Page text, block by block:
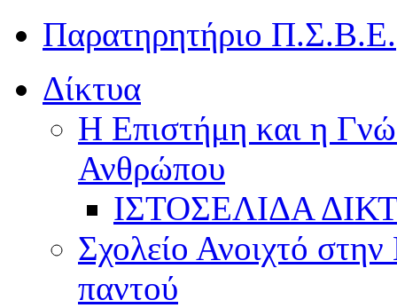
Παρατηρητήριο Π.Σ.Β.Ε.
Δίκτυα
Η Επιστήμη και η
Ανθρώπου
ΙΣΤΟΣΕΛΙΔΑ
Σχολείο Ανοιχτό
παντού